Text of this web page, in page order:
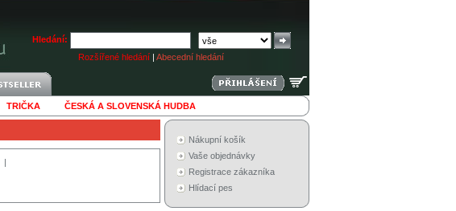
Hledání:
Rozšířené hledání | Abecední hledání
TRIČKA ČESKÁ A SLOVENSKÁ HUDBA
|
Nákupní košík
Vaše objednávky
Registrace zákazníka
Hlídací pes